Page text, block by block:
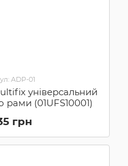
ADP-01
універсальний
рами (01UFS10001)
грн